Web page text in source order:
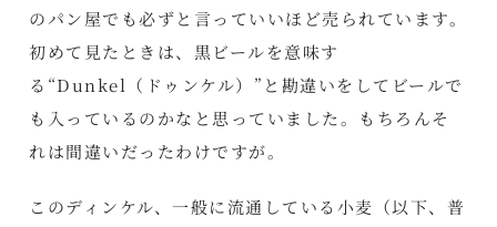
のパン屋でも必ずと言っていいほど売られています。
初めて見たときは、黒ビールを意味す
る“Dunkel（ドゥンケル）”と勘違いをしてビールで
も入っているのかなと思っていました。もちろんそ
れは間違いだったわけですが。
このディンケル、一般に流通している小麦（以下、普